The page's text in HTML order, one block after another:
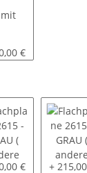
€
2615 -
€ +